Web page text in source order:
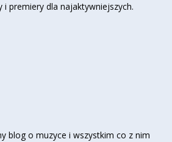
i premiery dla najaktywniejszych.
blog o muzyce i wszystkim co z nim